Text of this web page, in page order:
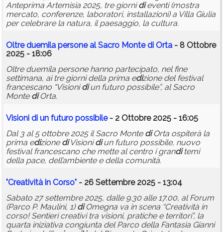
Anteprima Artemisia 2025, tre giornidieventi (mostra
mercato, conferenze, laboratori, installazioni) a Villa Giulia
per celebrare la natura, il paesaggio, la cultura.
Oltre duemila persone al Sacro Montedi Orta - 8 Ottobre
2025 - 18:06
Oltre duemila persone hanno partecipato, nel fine
settimana, ai tre giorni della prima edizione del festival
francescano “Visionidiun futuro possibile”, al Sacro
Monte diOrta.
Visioni di un futuro possibile- 2 Ottobre 2025 - 16:05
Dal 3 al 5 ottobre 2025 il Sacro Monte diOrta ospiterà la
prima edizione diVisionidiun futuro possibile, nuovo
festival francescano che mette al centro i granditemi
della pace, dell’ambiente e della comunità.
"Creatività in Corso" - 26 Settembre 2025 - 13:04
Sabato 27 settembre 2025, dalle 9.30 alle 17.00, al Forum
(Parco P. Maulini, 1)diOmegna va in scena “Creatività in
corso! Sentieri creativi tra visioni, pratiche e territori”, la
quarta iniziativa congiunta del Parco della Fantasia Gianni